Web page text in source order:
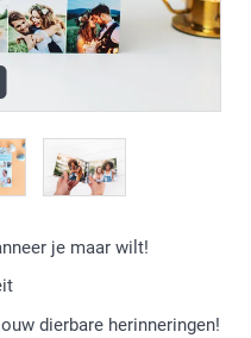
je maar wilt!
dierbare herinneringen!